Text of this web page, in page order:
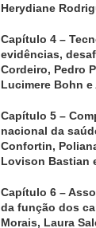
Herydiane
Capítulo 4 –
evidências,
Cordeiro, Pedro
Lucimere Bohn
Capítulo 5 –
nacional da
Confortin,
Lovison Bastian
Capítulo 6 –
da função dos
Morais, Laura